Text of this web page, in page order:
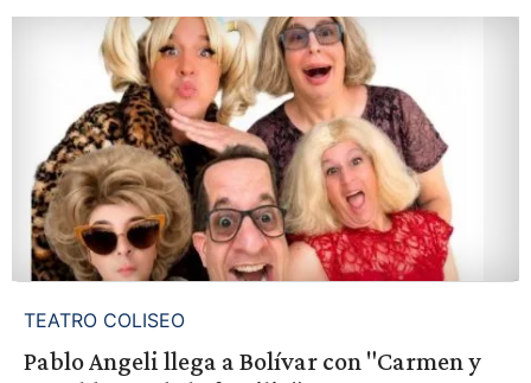
TEATRO COLISEO
Pablo Angeli llega a Bolívar con "Carmen y